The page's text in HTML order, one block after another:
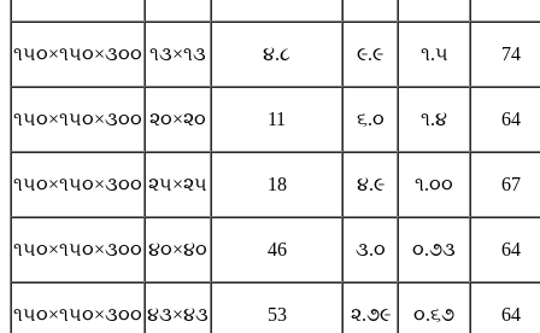
૧૫૦×૧૫૦×૩૦૦ ૧૩×૧૩ ૪.૮ ૯.૯ ૧.૫ 74
૧૫૦×૧૫૦×૩૦૦ ૨૦×૨૦ 11 ૬.૦ ૧.૪ 64
૧૫૦×૧૫૦×૩૦૦ ૨૫×૨૫ 18 ૪.૯ ૧.૦૦ 67
૧૫૦×૧૫૦×૩૦૦ ૪૦×૪૦ 46 ૩.૦ ૦.૭૩ 64
૧૫૦×૧૫૦×૩૦૦ ૪૩×૪૩ 53 ૨.૭૯ ૦.૬૭ 64